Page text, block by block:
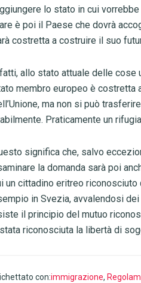
lo stato in cui
è poi il Paese che dovrà
costretta a costruire il suo
allo stato attuale delle cose
membro europeo è costretta
ma non si può
Praticamente un
significa che, salvo
la domanda sarà poi
un cittadino eritreo
in Svezia, avvalendosi dei
il principio del mutuo
riconosciuta la libertà di
con:immigrazione,